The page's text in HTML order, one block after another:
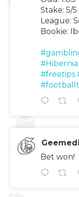
Stake: 5/5
League:
Bookie:
#freetips
Bet won!